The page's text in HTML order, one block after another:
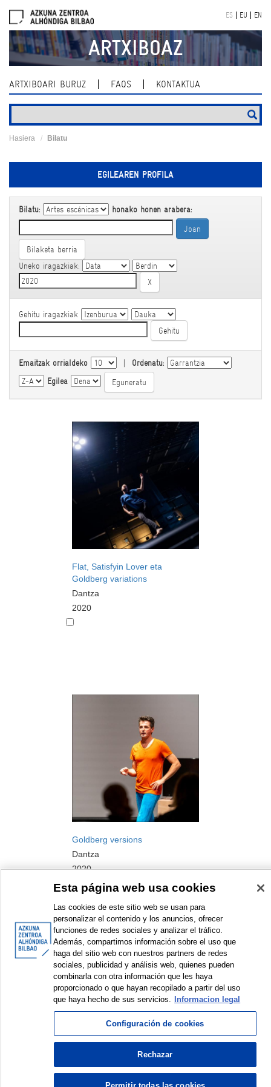
navigation
ES EU EN
ARTXIBOAZ
ARTXIBOARI BURUZ FAQS KONTAKTUA
Hasiera Bilatu
EGILEAREN PROFILA
Bilatu: honako honen arabera:
Bilaketa berria
Uneko iragazkiak:
Gehitu iragazkiak
Emaitzak orrialdeko | Ordenatu:
Egilea
Flat, Satisfyin Lover eta
Goldberg variations
Dantza
2020
Goldberg versions
Dantza
2020
Erakusten diren elementuak: 1 a 2 de 2 >
Esta página web usa cookies
Las cookies de este sitio web se usan para
personalizar el contenido y los anuncios, ofrecer
funciones de redes sociales y analizar el tráfico.
Además, compartimos información sobre el uso que
haga del sitio web con nuestros partners de redes
sociales, publicidad y análisis web, quienes pueden
combinarla con otra información que les haya
proporcionado o que hayan recopilado a partir del uso
que haya hecho de sus servicios.
Informacion legal
Configuración de cookies
Rechazar